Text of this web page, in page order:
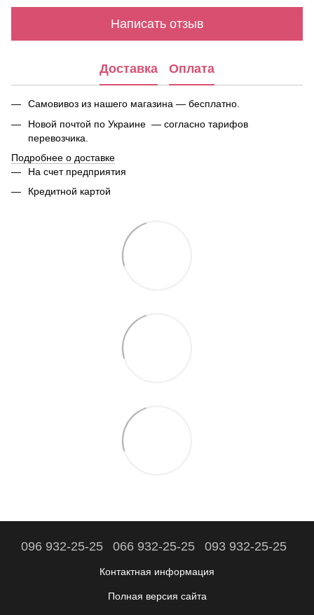
Написать отзыв
Доставка Оплата
Самовивоз из нашего магазина — бесплатно.
Новой почтой по Украине — согласно тарифов
перевозчика.
Подробнее о доставке
На счет предприятия
Кредитной картой
096 932-25-25 066 932-25-25 093 932-25-25
Контактная информация
Полная версия сайта